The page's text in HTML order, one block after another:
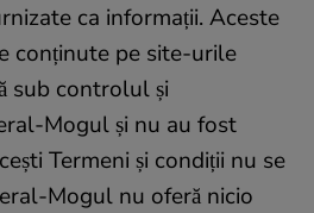
ca informații. Aceste
conținute pe site-urile
sub controlul și
Mogul și nu au fost
Termeni și condiții nu se
Mogul nu oferă nicio